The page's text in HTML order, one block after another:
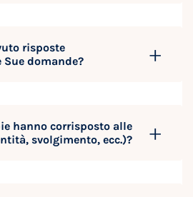
risposte
domande?
hanno corrisposto alle
svolgimento, ecc.)?